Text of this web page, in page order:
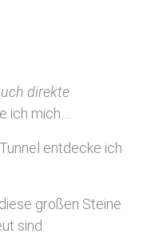
direkte
ich mich…
entdecke ich
großen Steine
sind.